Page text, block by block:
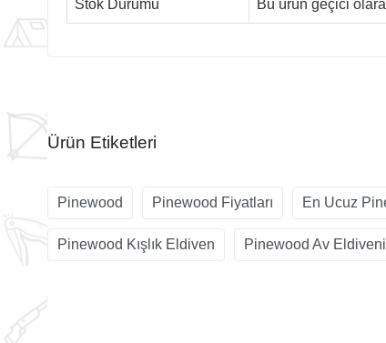
Stok Durumu Bu ürün geçici
Ürün Etiketleri
Pinewood Pinewood Fiyatları En Ucuz
Pinewood Kışlık Eldiven Pinewood Av Eldiveni